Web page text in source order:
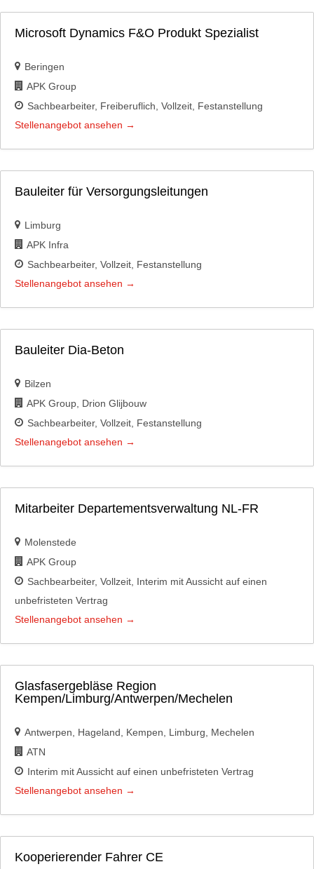
Microsoft Dynamics F&O Produkt Spezialist
Beringen
APK Group
Sachbearbeiter Freiberuflich Vollzeit Festanstellung
Stellenangebot ansehen
Bauleiter für Versorgungsleitungen
Limburg
APK Infra
Sachbearbeiter Vollzeit Festanstellung
Stellenangebot ansehen
Bauleiter Dia-Beton
Bilzen
APK Group Drion Glijbouw
Sachbearbeiter Vollzeit Festanstellung
Stellenangebot ansehen
Mitarbeiter Departementsverwaltung NL-FR
Molenstede
APK Group
Sachbearbeiter Vollzeit Interim mit Aussicht auf einen
unbefristeten Vertrag
Stellenangebot ansehen
Glasfasergebläse Region
Kempen/Limburg/Antwerpen/Mechelen
Antwerpen Hageland Kempen Limburg
Mechelen
ATN
Interim mit Aussicht auf einen unbefristeten Vertrag
Stellenangebot ansehen
Kooperierender Fahrer CE